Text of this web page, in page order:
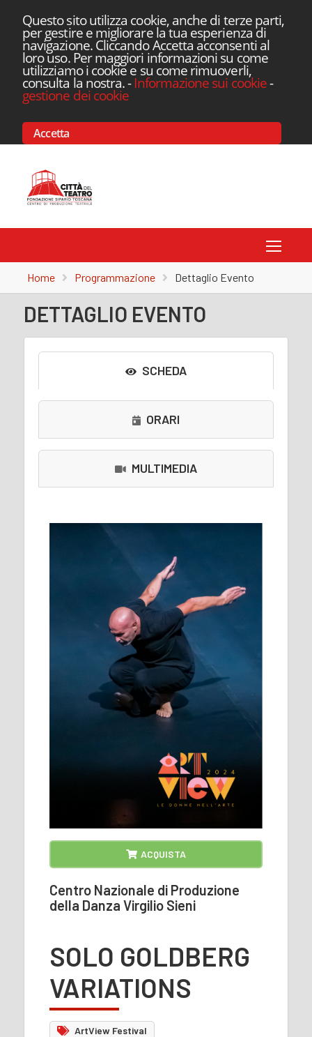
Questo sito utilizza cookie, anche di terze parti,
per gestire e migliorare la tua esperienza di
navigazione. Cliccando Accetta acconsenti al
loro uso. Per maggiori informazioni su come
utilizziamo i cookie e su come rimuoverli,
consulta la nostra.-Informazione sui cookie-
gestione dei cookie
Accetta
Home Programmazione Dettaglio Evento
DETTAGLIO EVENTO
SCHEDA
ORARI
MULTIMEDIA
ACQUISTA
Centro Nazionale di Produzione
della Danza Virgilio Sieni
SOLO GOLDBERG
VARIATIONS
ArtView Festival